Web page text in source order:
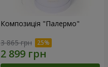
Композиція "Палермо"
3 865 грн